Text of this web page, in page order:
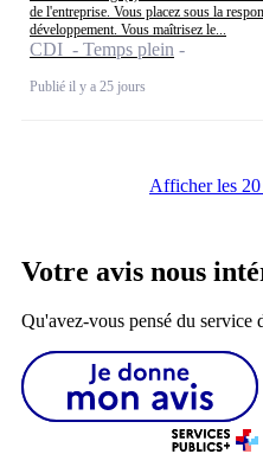
de l'entreprise. Vous placez sous la
développement. Vous maîtrisez le...
CDI - Temps plein
Publié il y a 25 jours
Afficher les
Votre avis nous
Qu'avez-vous pensé du service